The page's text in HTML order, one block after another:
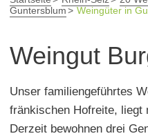
Guntersblum
Weingüter in
Weingut
Unser familiengeführtes
fränkischen Hofreite, liegt
Derzeit bewohnen drei